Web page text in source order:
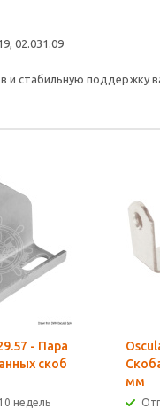
02.031.09
и стабильную поддержку
- Пара
скоб
недель
мм